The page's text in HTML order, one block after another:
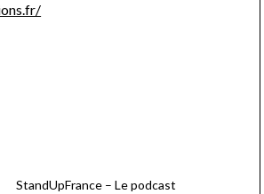
StandUpFrance – Le podcast